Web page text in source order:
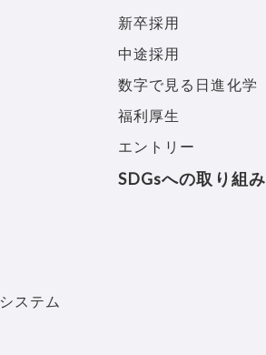
システム
新卒採用
中途採用
数字で見る日進化学
福利厚生
エントリー
SDGsへの取り組み